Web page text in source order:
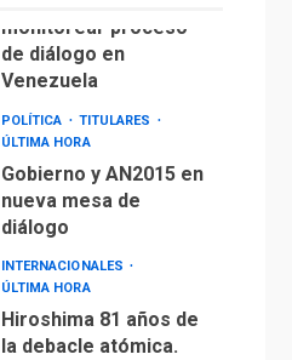
monitorear proceso
de diálogo en
Venezuela
POLÍTICA
TITULARES
ÚLTIMA HORA
Gobierno y AN2015 en
nueva mesa de
diálogo
INTERNACIONALES
ÚLTIMA HORA
Hiroshima 81 años de
la debacle atómica.